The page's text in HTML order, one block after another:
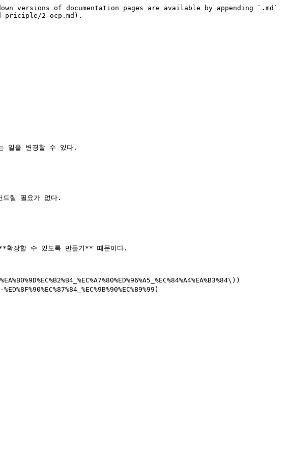
versions of documentation pages are available by appending `.md`
priciple/2-ocp.md).
일을 변경할 수 있다.
릴 필요가 없다.
확장할 수 있도록 만들기** 때문이다.